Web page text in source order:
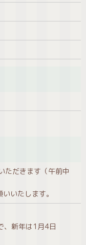
ただきます（午前中
いたします。
、新年は1月4日